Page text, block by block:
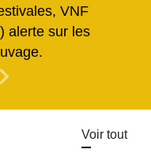
VNF
alerte sur les
chevron_right
Voir tout